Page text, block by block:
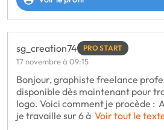
sg_creation74 PRO START
17 novembre à 09:15
Bonjour, graphiste freelance
disponible dès maintenant pour
logo. Voici comment je procède :
je travaille sur 6 à Voir tout le